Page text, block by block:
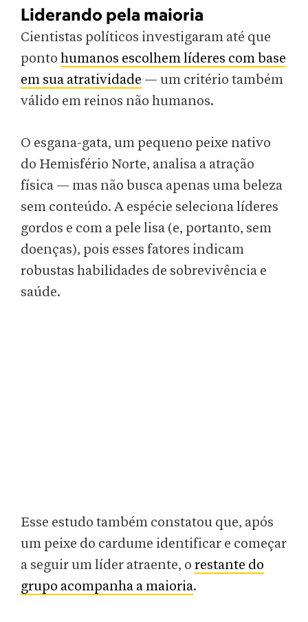
Liderando pela maioria
Cientistas políticos investigaram até que
ponto humanos escolhem líderes com base
em sua atratividade — um critério também
válido em reinos não humanos.
O esgana-gata, um pequeno peixe nativo
do Hemisfério Norte, analisa a atração
física — mas não busca apenas uma beleza
sem conteúdo. A espécie seleciona líderes
gordos e com a pele lisa (e, portanto, sem
doenças), pois esses fatores indicam
robustas habilidades de sobrevivência e
saúde.
Esse estudo também constatou que, após
um peixe do cardume identificar e começar
a seguir um líder atraente, o restante do
grupo acompanha a maioria.